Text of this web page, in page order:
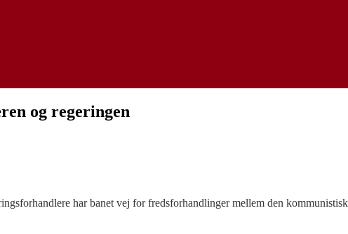
og regeringen
har banet vej for fredsforhandlinger mellem den